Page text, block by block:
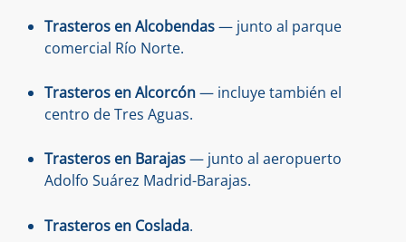
Trasteros en Alcobendas— junto al parque
comercial Río Norte.
Trasteros en Alcorcón— incluye también el
centro de Tres Aguas.
Trasteros en Barajas— junto al aeropuerto
Adolfo Suárez Madrid-Barajas.
Trasteros en Coslada.